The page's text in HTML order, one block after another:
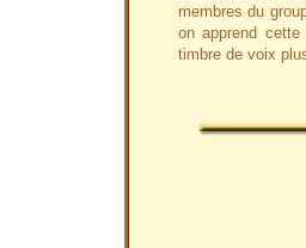
membres du
on apprend
timbre de voix